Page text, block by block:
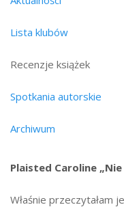
Lista klubów
Recenzje książek
Spotkania autorskie
Archiwum
Plaisted Caroline
Właśnie przeczytałam